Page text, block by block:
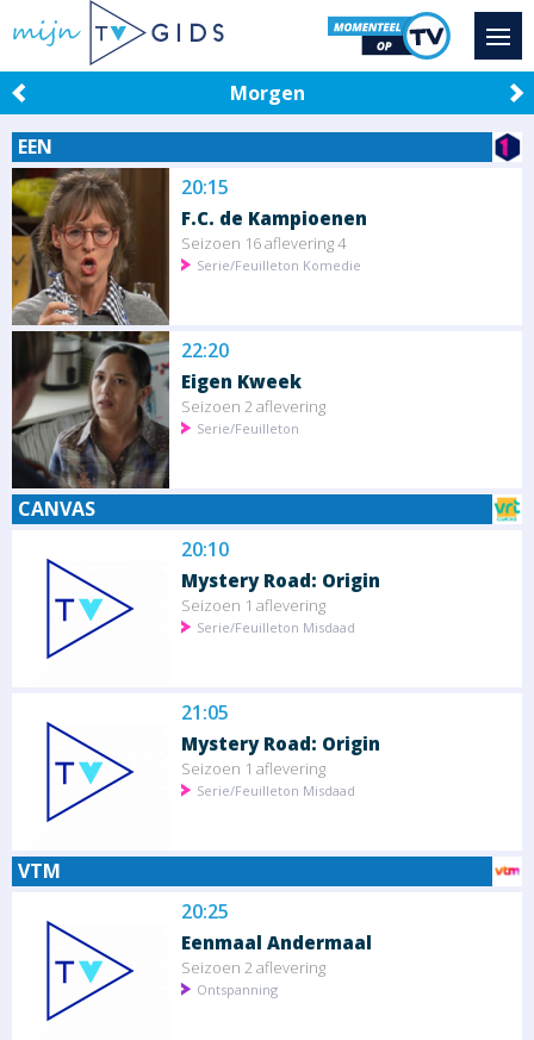
Morgen
EEN
20:15
F.C. de Kampioenen
Seizoen 16 aflevering 4
Serie/Feuilleton Komedie
22:20
Eigen Kweek
Seizoen 2 aflevering
Serie/Feuilleton
CANVAS
20:10
Mystery Road: Origin
Seizoen 1 aflevering
Serie/Feuilleton Misdaad
21:05
Mystery Road: Origin
Seizoen 1 aflevering
Serie/Feuilleton Misdaad
VTM
20:25
Eenmaal Andermaal
Seizoen 2 aflevering
Ontspanning